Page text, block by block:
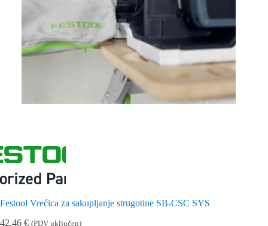
Festool Vrećica za sakupljanje strugotine SB-CSC SYS
42,46 € (PDV uključen)